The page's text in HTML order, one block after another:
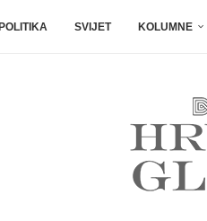
POLITIKA SVIJET KOLUMNE